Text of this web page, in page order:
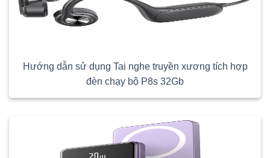
Hướng dẫn sử dụng Tai nghe truyền xương tích hợp
đèn chạy bộ P8s 32Gb